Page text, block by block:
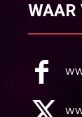
WAAR